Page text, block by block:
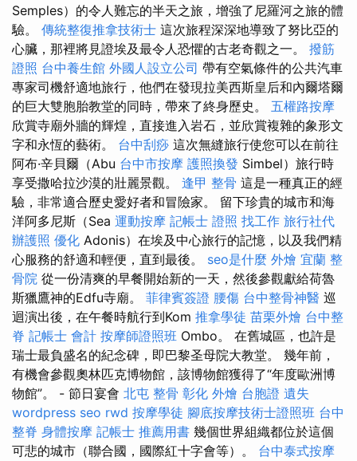
Semples）的令人難忘的半天之旅，增強了尼羅河之旅的體
驗。 傳統整復推拿技術士 這次旅程深深地導致了努比亞的
心臟，那裡將見證埃及最令人恐懼的古老奇觀之一。 撥筋
證照 台中養生館 外國人設立公司 帶有空氣條件的公共汽車
專家司機舒適地旅行，他們在發現拉美西斯皇后和內爾塔爾
的巨大雙胞胎教堂的同時，帶來了終身歷史。 五權路按摩
欣賞寺廟外牆的輝煌，直接進入岩石，並欣賞複雜的象形文
字和永恆的藝術。 台中刮痧 這次無縫旅行使您可以在前往
阿布·辛貝爾（Abu 台中市按摩 護照換發 Simbel）旅行時
享受撒哈拉沙漠的壯麗景觀。 逢甲 整骨 這是一種真正的經
驗，非常適合歷史愛好者和冒險家。 留下珍貴的城市和海
洋阿多尼斯（Sea 運動按摩 記帳士 證照 找工作 旅行社代
辦護照 優化 Adonis）在埃及中心旅行的記憶，以及我們精
心服務的舒適和輕便，直到最後。 seo是什麼 外燴 宜蘭 整
骨院 從一份清爽的早餐開始新的一天，然後參觀獻給荷魯
斯獵鷹神的Edfu寺廟。 菲律賓簽證 腰傷 台中整骨神醫 巡
迴演出後，在午餐時航行到Kom 推拿學徒 苗栗外燴 台中整
脊 記帳士 會計 按摩師證照班 Ombo。 在舊城區，也許是
瑞士最負盛名的紀念碑，即巴黎圣母院大教堂。 幾年前，
有機會參觀奧林匹克博物館，該博物館獲得了“年度歐洲博
物館”。 - 節日宴會 北屯 整骨 彰化 外燴 台胞證 遺失
wordpress seo rwd 按摩學徒 腳底按摩技術士證照班 台中
整脊 身體按摩 記帳士 推薦用書 幾個世界組織都位於這個
可悲的城市（聯合國，國際紅十字會等）。 台中泰式按摩